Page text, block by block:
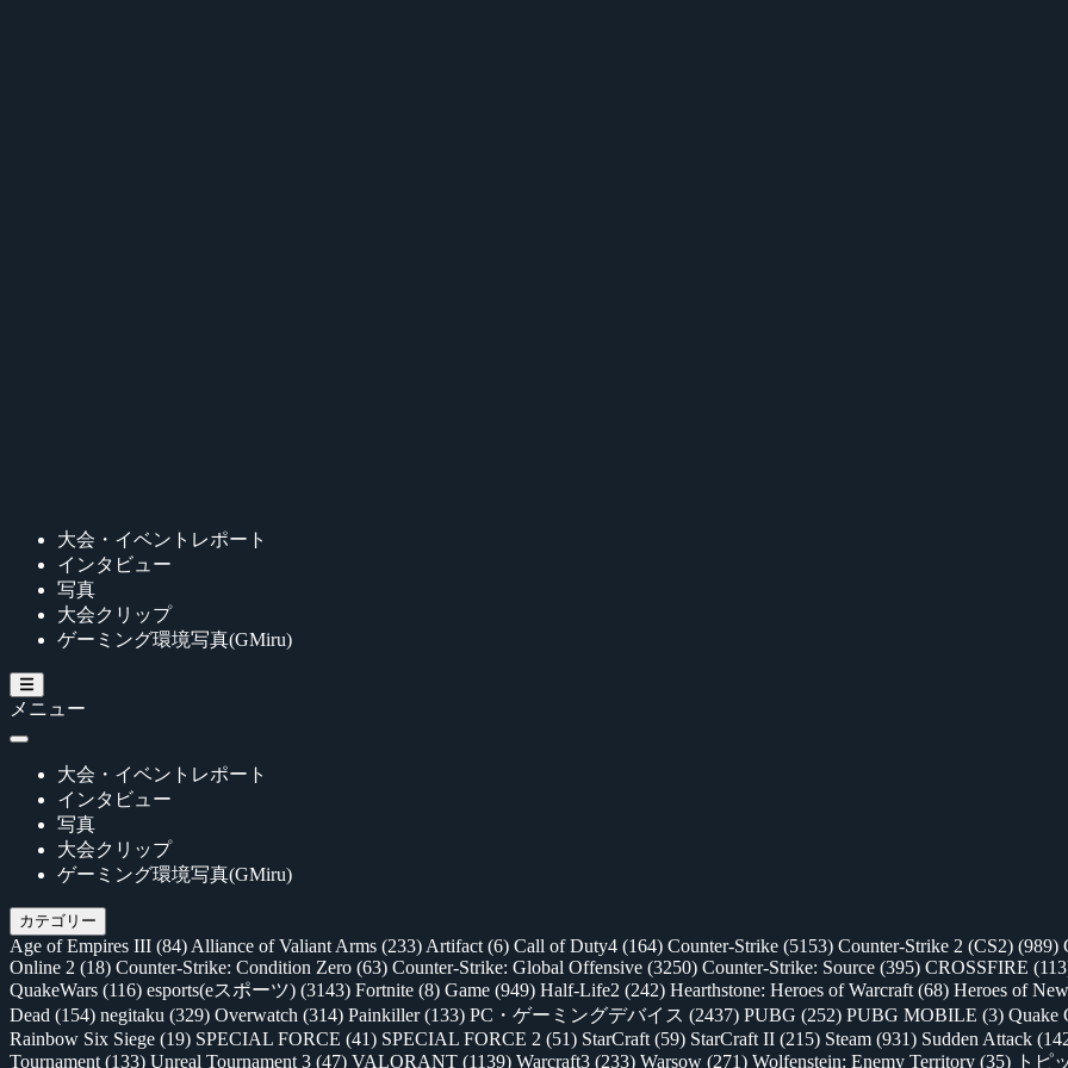
大会・イベントレポート
インタビュー
写真
大会クリップ
ゲーミング環境写真(GMiru)
メニュー
大会・イベントレポート
インタビュー
写真
大会クリップ
ゲーミング環境写真(GMiru)
カテゴリー
Age of Empires III (84) Alliance of Valiant Arms (233) Artifact (6) Call of Duty4 (164) Counter-Strike (5153) Counter-Strike 2 (CS2) (989)
Online 2 (18) Counter-Strike: Condition Zero (63) Counter-Strike: Global Offensive (3250) Counter-Strike: Source (395) CROSSFIRE
QuakeWars (116) esports(eスポーツ) (3143) Fortnite (8) Game (949) Half-Life2 (242) Hearthstone: Heroes of Warcraft (68) Heroes of
Dead (154) negitaku (329) Overwatch (314) Painkiller(133) PC・ゲーミングデバイス (2437) PUBG (252) PUBG MOBILE (3) Quake
Rainbow Six Siege (19) SPECIAL FORCE (41) SPECIAL FORCE 2 (51) StarCraft (59) StarCraft II (215) Steam (931) Sudden Attack
Tournament (133) Unreal Tournament 3 (47) VALORANT (1139) Warcraft3 (233) Warsow (271) Wolfenstein: Enemy Territory (35) トピ